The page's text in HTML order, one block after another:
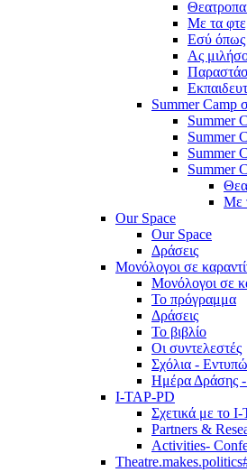
Με τα
Εσύ όπως
Ας
Summer Camp
Summer
Summer
Summer
Summer
Με
Our Space
Our Space
Δράσεις
Μονόλογοι σε
Μονόλογοι σε
Το πρόγραμμα
Δράσεις
Το βιβλίο
Οι συντελεστές
Σχόλια -
Ημέρα Δράσης -
I-TAP-PD
Σχετικά με το
Partners &
Activities-